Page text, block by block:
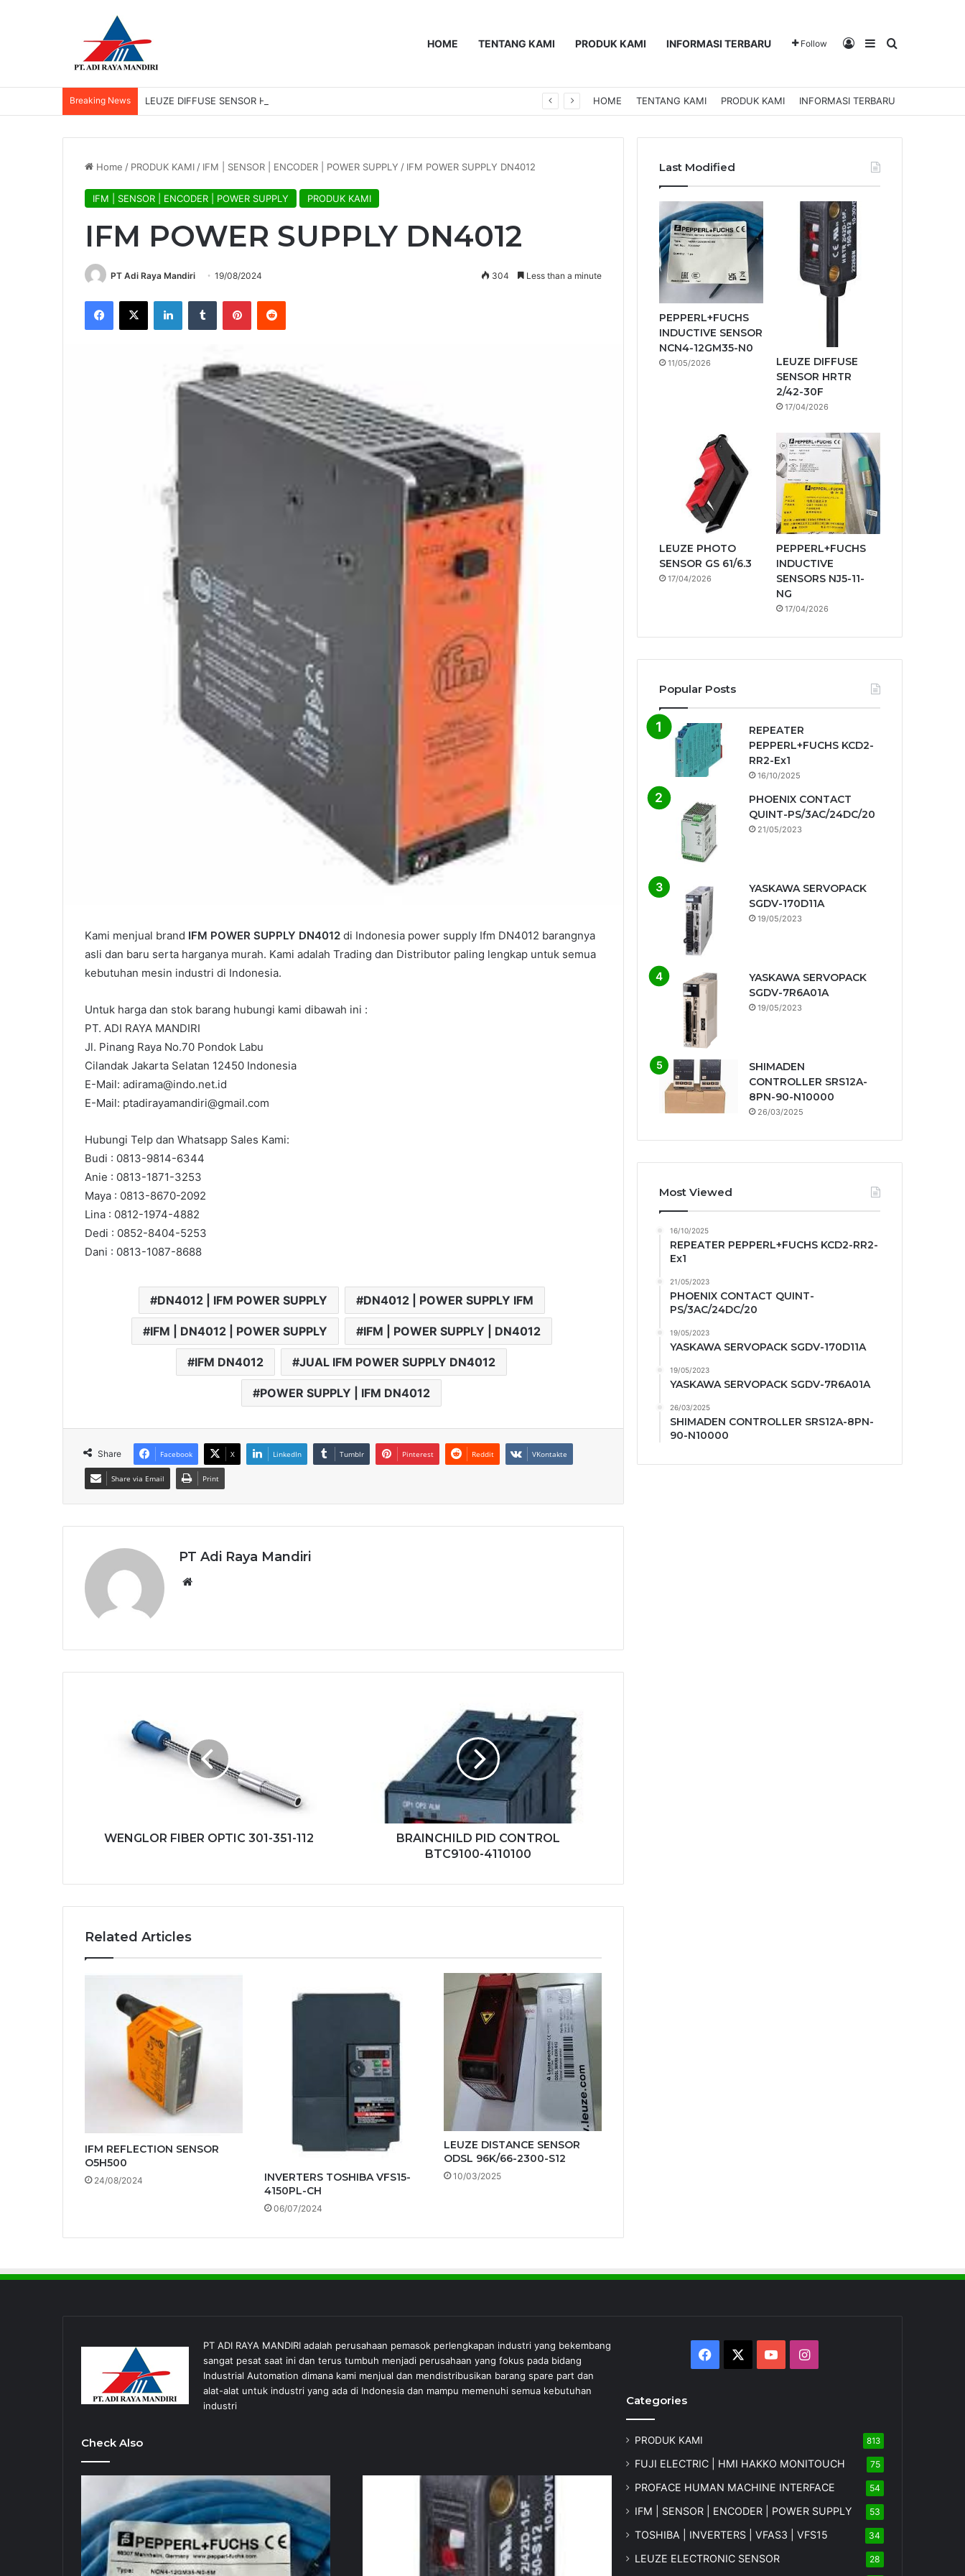
HOME TENTANG KAMI PRODUK KAMI INFORMASI TERBARU Follow Log InSidebarSearch for
Breaking News LEUZE DIFFUSE SENSOR HRTR 2/42-30F HOME TENTANG KAMI PRODUK KAMI INFORMASI TERBARU
Home / PRODUK KAMI / IFM | SENSOR | ENCODER | POWER SUPPLY / IFM POWER SUPPLY DN4012
IFM | SENSOR | ENCODER | POWER SUPPLY PRODUK KAMI
IFM POWER SUPPLY DN4012
PT Adi Raya Mandiri 19/08/2024 304 Less than a minute
Facebook
X LinkedInTumblr PinterestReddit
Kami menjual brand IFM POWER SUPPLY DN4012 di Indonesia power supply Ifm DN4012 barangnya
asli dan baru serta harganya murah. Kami adalah Trading dan Distributor paling lengkap untuk semua
kebutuhan mesin industri di Indonesia.
Untuk harga dan stok barang hubungi kami dibawah ini :
PT. ADI RAYA MANDIRI
Jl. Pinang Raya No.70 Pondok Labu
Cilandak Jakarta Selatan 12450 Indonesia
E-Mail: adirama@indo.net.id
E-Mail: ptadirayamandiri@gmail.com
Hubungi Telp dan Whatsapp Sales Kami:
Budi : 0813-9814-6344
Anie : 0813-1871-3253
Maya : 0813-8670-2092
Lina : 0812-1974-4882
Dedi : 0852-8404-5253
Dani : 0813-1087-8688
DN4012 | IFM POWER SUPPLY DN4012 | POWER SUPPLY IFM
IFM | DN4012 | POWER SUPPLY IFM | POWER SUPPLY | DN4012
IFM DN4012 JUAL IFM POWER SUPPLY DN4012
POWER SUPPLY | IFM DN4012
Share Facebook X LinkedIn Tumblr Pinterest Reddit VKontakte
Share via Email Print
PT Adi Raya Mandiri
WENGLOR FIBER OPTIC 301-351-112
BRAINCHILD PID CONTROL
BTC9100-4110100
Related Articles
IFM REFLECTION SENSOR
O5H500
24/08/2024
INVERTERS TOSHIBA VFS15-
4150PL-CH
06/07/2024
LEUZE DISTANCE SENSOR
ODSL 96K/66-2300-S12
10/03/2025
Last Modified
PEPPERL+FUCHS
INDUCTIVE SENSOR
NCN4-12GM35-N0
11/05/2026
LEUZE DIFFUSE
SENSOR HRTR
2/42-30F
17/04/2026
LEUZE PHOTO
SENSOR GS 61/6.3
17/04/2026
PEPPERL+FUCHS
INDUCTIVE
SENSORS NJ5-11-
NG
17/04/2026
Popular Posts
REPEATER
PEPPERL+FUCHS KCD2-
RR2-Ex1
16/10/2025
PHOENIX CONTACT
QUINT-PS/3AC/24DC/20
21/05/2023
YASKAWA SERVOPACK
SGDV-170D11A
19/05/2023
YASKAWA SERVOPACK
SGDV-7R6A01A
19/05/2023
SHIMADEN
CONTROLLER SRS12A-
8PN-90-N10000
26/03/2025
Most Viewed
16/10/2025
REPEATER PEPPERL+FUCHS KCD2-RR2-
Ex1
21/05/2023
PHOENIX CONTACT QUINT-
PS/3AC/24DC/20
19/05/2023
YASKAWA SERVOPACK SGDV-170D11A
19/05/2023
YASKAWA SERVOPACK SGDV-7R6A01A
26/03/2025
SHIMADEN CONTROLLER SRS12A-8PN-
90-N10000
PT ADI RAYA MANDIRI adalah perusahaan pemasok perlengkapan industri yang bekembang
sangat pesat saat ini dan terus tumbuh menjadi perusahaan yang fokus pada bidang
Industrial Automation dimana kami menjual dan mendistribusikan barang spare part dan
alat-alat untuk industri yang ada di Indonesia dan mampu memenuhi semua kebutuhan
industri
Check Also
Facebook YouTubeInstagram
Categories
PRODUK KAMI 813
FUJI ELECTRIC | HMI HAKKO MONITOUCH 75
PROFACE HUMAN MACHINE INTERFACE 54
IFM | SENSOR | ENCODER | POWER SUPPLY 53
TOSHIBA | INVERTERS | VFAS3 | VFS15 34
LEUZE ELECTRONIC SENSOR 28